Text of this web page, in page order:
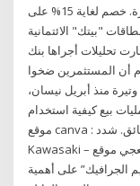
والسيولة للأسر والشركات بشكل أكثر مباشرة. خصم لغاية 15% على
"بيتك" الائتمانية
تحليلات أجراها بنك
أن المستثمرين ضخوا
منذ أبريل نيسان،
بيع كيفية استخدام
موقع canva : دليل من 8 خطوات لإنشاء تصميم احترافي في دقائق. شدد
Kawasaki – وهو الذي يلقب نفسه كبير مشعجي موقع CANVA “عبارة
على أهمية